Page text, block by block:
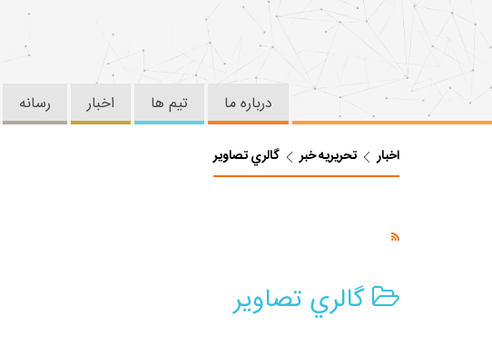
درباره ما تیم ها اخبار رسانه
اخبار تحریریه خبر گالري تصاوير
گالري تصاوير